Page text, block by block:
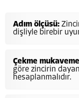
Adım ölçüsü:
dişliyle birebir
Çekme
göre zincirin
hesaplanmalıdır.